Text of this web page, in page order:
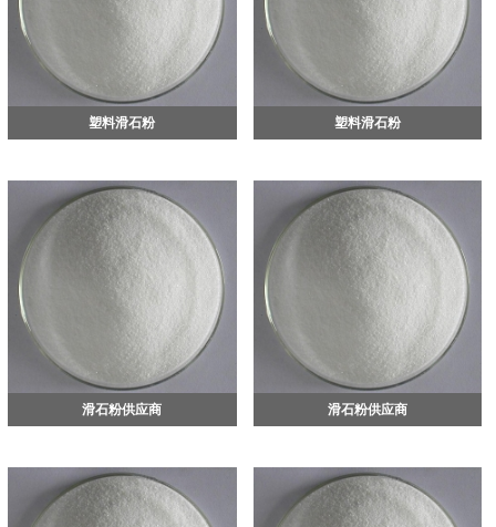
塑料滑石粉 塑料滑石粉
滑石粉供应商 滑石粉供应商